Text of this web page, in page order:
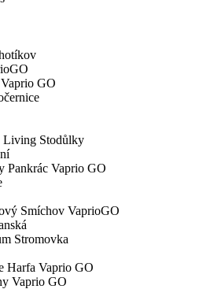
GO
Living Stodůlky
Pankrác Vaprio GO
Smíchov VaprioGO
Stromovka
Harfa Vaprio GO
Vaprio GO